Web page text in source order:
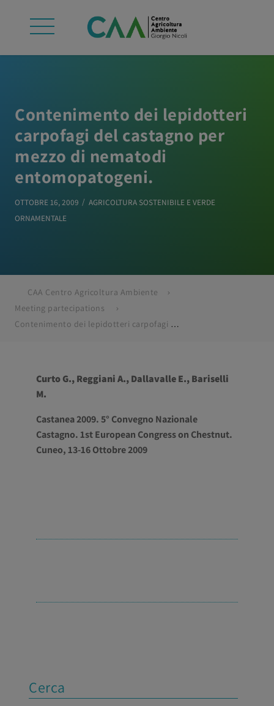
Contenimento dei lepidotteri
carpofagi del castagno per
mezzo di nematodi
entomopatogeni.
OTTOBRE 16, 2009
AGRICOLTURA SOSTENIBILE E VERDE
ORNAMENTALE
CAA Centro Agricoltura Ambiente
Meeting partecipations
Contenimento dei lepidotteri carpofagi del castagno per mezzo di nematodi entomopatogeni.
Curto G., Reggiani A., Dallavalle E., Bariselli
M.
Castanea 2009. 5° Convegno Nazionale
Castagno. 1st European Congress on Chestnut.
Cuneo, 13-16 Ottobre 2009
Cerca